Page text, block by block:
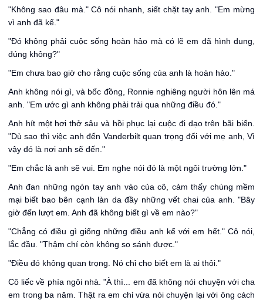
"Không sao đâu mà." Cô nói nhanh, siết chặt tay anh. "Em mừng
vì anh đã kể."
"Đó không phải cuộc sống hoàn hảo mà có lẽ em đã hình dung,
đúng không?"
"Em chưa bao giờ cho rằng cuộc sống của anh là hoàn hảo."
Anh không nói gì, và bốc đồng, Ronnie nghiêng người hôn lên má
anh. "Em ước gì anh không phải trải qua những điều đó."
Anh hít một hơi thở sâu và hồi phục lại cuộc đi dạo trên bãi biển.
"Dù sao thì việc anh đến Vanderbilt quan trọng đối với mẹ anh, Vì
vậy đó là nơi anh sẽ đến."
"Em chắc là anh sẽ vui. Em nghe nói đó là một ngôi trường lớn."
Anh đan những ngón tay anh vào của cô, cảm thấy chúng mềm
mại biết bao bên cạnh làn da đầy những vết chai của anh. "Bây
giờ đến lượt em. Anh đã không biết gì về em nào?"
"Chẳng có điều gì giống những điều anh kể với em hết." Cô nói,
lắc đầu. "Thậm chí còn không so sánh được."
"Điều đó không quan trọng. Nó chỉ cho biết em là ai thôi."
Cô liếc về phía ngôi nhà. "À thì... em đã không nói chuyện với cha
em trong ba năm. Thật ra em chỉ vừa nói chuyện lại với ông cách